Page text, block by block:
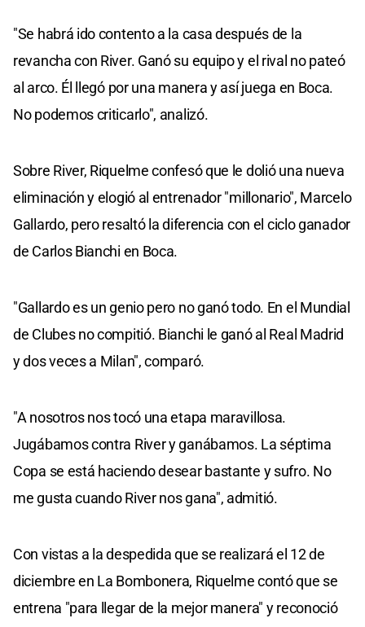
"Se habrá ido contento a la casa después de la
revancha con River. Ganó su equipo y el rival no pateó
al arco. Él llegó por una manera y así juega en Boca.
No podemos criticarlo", analizó.
Sobre River, Riquelme confesó que le dolió una nueva
eliminación y elogió al entrenador "millonario", Marcelo
Gallardo, pero resaltó la diferencia con el ciclo ganador
de Carlos Bianchi en Boca.
"Gallardo es un genio pero no ganó todo. En el Mundial
de Clubes no compitió. Bianchi le ganó al Real Madrid
y dos veces a Milan", comparó.
"A nosotros nos tocó una etapa maravillosa.
Jugábamos contra River y ganábamos. La séptima
Copa se está haciendo desear bastante y sufro. No
me gusta cuando River nos gana", admitió.
Con vistas a la despedida que se realizará el 12 de
diciembre en La Bombonera, Riquelme contó que se
entrena "para llegar de la mejor manera" y reconoció